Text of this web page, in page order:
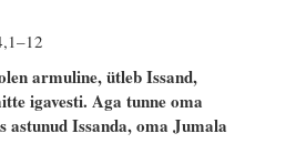
armuline, ütleb Issand,
igavesti. Aga tunne oma
astunud Issanda, oma Jumala